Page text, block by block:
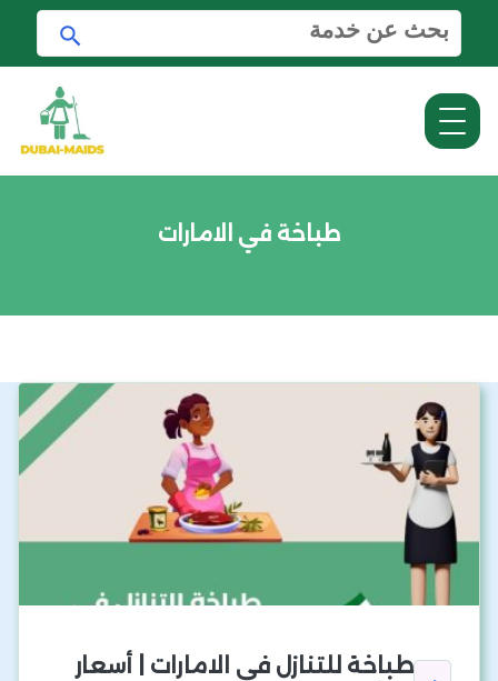
ل
ب
ح
ث
ع
ب
ح
ث
طباخة في الامارات
طباخة للتنازل في الامارات | أسعار